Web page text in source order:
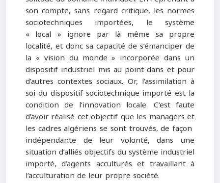
son compte, sans regard critique, les normes
sociotechniques importées, le système
« local » ignore par là même sa propre
localité, et donc sa capacité de s’émanciper de
la « vision du monde » incorporée dans un
dispositif industriel mis au point dans et pour
d’autres contextes sociaux. Or, l’assimilation à
soi du dispositif sociotechnique importé est la
condition de l’innovation locale. C’est faute
d’avoir réalisé cet objectif que les managers et
les cadres algériens se sont trouvés, de façon
indépendante de leur volonté, dans une
situation d’alliés objectifs du système industriel
importé, d’agents acculturés et travaillant à
l’acculturation de leur propre société.